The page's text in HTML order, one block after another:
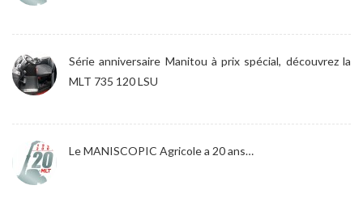
Série anniversaire Manitou à prix spécial, découvrez la
MLT 735 120 LSU
Le MANISCOPIC Agricole a 20 ans…